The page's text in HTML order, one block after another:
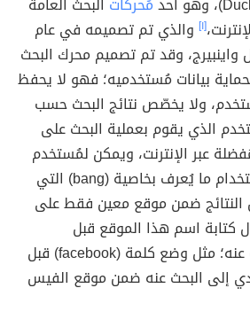
[١] والذي تم تصميمه في عام
واينبيرج، وقد تم تصميم محرك البحث
بيانات مُستخدميه؛ فهو لا يحفظ
ولا يخصّص نتائج البحث حسب
الذي يقوم بعملية البحث على
عبر الإنترنت، ويمكن لمُستخدم
مُتصفح دك دك غو استخدام ما يُعرف بخاصية (bang) التي
النتائج ضمن موقع معين فقط على
كتابة اسم هذا الموقع قبل
المصطلح المُراد البحث عنه؛ مثل وضع كلمة (facebook) قبل
إلى البحث عنه ضمن موقع الفيس